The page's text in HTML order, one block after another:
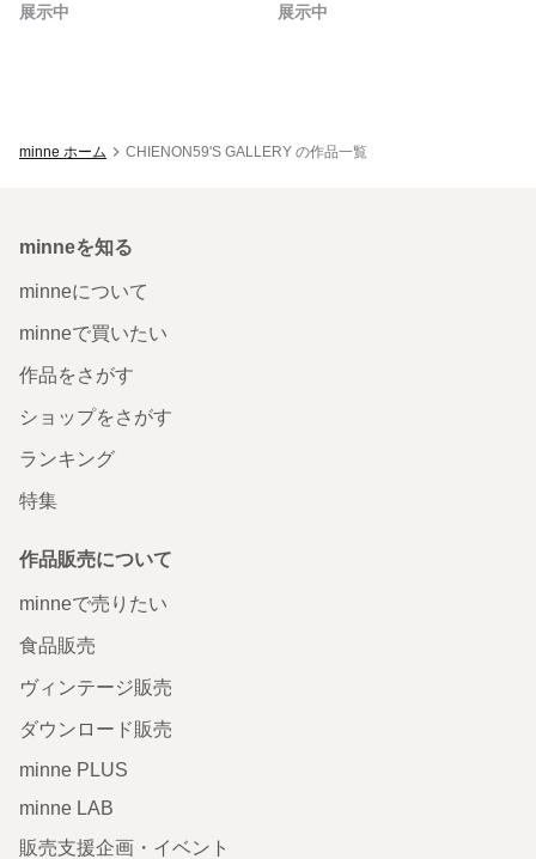
展示中
展示中
minne ホーム CHIENON59'S GALLERY の作品一覧
minneを知る
minneについて
minneで買いたい
作品をさがす
ショップをさがす
ランキング
特集
作品販売について
minneで売りたい
食品販売
ヴィンテージ販売
ダウンロード販売
minne PLUS
minne LAB
販売支援企画・イベント